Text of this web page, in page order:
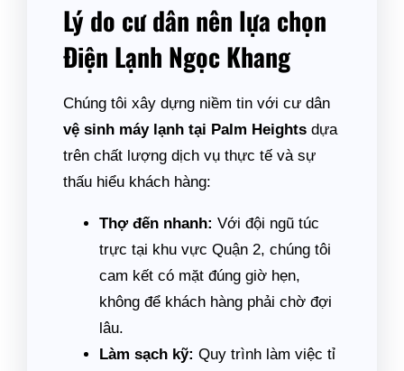
Lý do cư dân nên lựa chọn
Điện Lạnh Ngọc Khang
Chúng tôi xây dựng niềm tin với cư dân
vệ sinh máy lạnh tại Palm Heights dựa
trên chất lượng dịch vụ thực tế và sự
thấu hiểu khách hàng:
Thợ đến nhanh: Với đội ngũ túc
trực tại khu vực Quận 2, chúng tôi
cam kết có mặt đúng giờ hẹn,
không để khách hàng phải chờ đợi
lâu.
Làm sạch kỹ: Quy trình làm việc tỉ